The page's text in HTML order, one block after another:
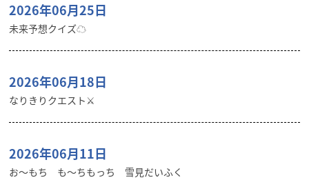
2026年06月25日
未来予想クイズ☁︎
2026年06月18日
なりきりクエスト⚔️
2026年06月11日
お〜もち も〜ちもっち 雪見だいふく